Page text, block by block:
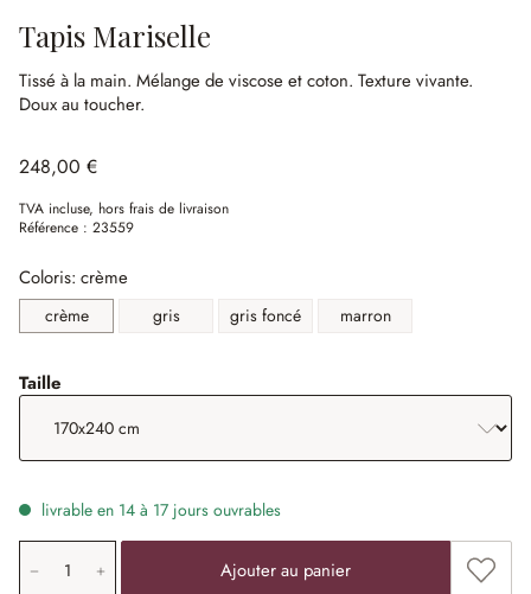
Tapis Mariselle
Tissé à la main. Mélange de viscose et coton. Texture vivante.
Doux au toucher.
248,00 €
TVA incluse, hors frais de livraison
Référence : 23559
Coloris: crème
crème gris gris foncé marron
Taille
livrable en 14 à 17 jours ouvrables
Quantité de produit: saisissez la valeur souhaitée ou
Ajouter au panier